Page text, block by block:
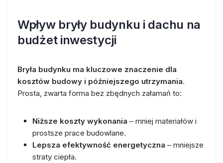
Wpływ bryły budynku i dachu na
budżet inwestycji
Bryła budynku ma kluczowe znaczenie dla
kosztów budowy i późniejszego utrzymania.
Prosta, zwarta forma bez zbędnych załamań to:
Niższe koszty wykonania – mniej materiałów i
prostsze prace budowlane.
Lepsza efektywność energetyczna – mniejsze
straty ciepła.